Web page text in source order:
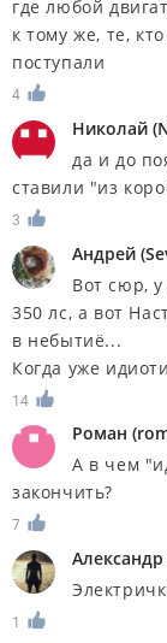
где любой
к тому же, те,
поступали
4
Николай (
да и до
ставили "из
3
Андрей (
Вот сюр,
350 лс, а вот
в небытиё...
Когда уже
14
Роман (
А в чем
закончить?
7
Александр
1